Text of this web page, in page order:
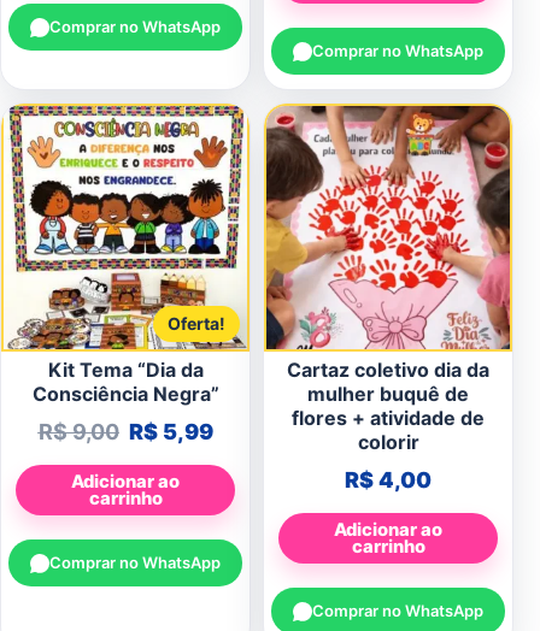
Comprar no WhatsApp
Comprar no WhatsApp
Oferta!
Kit Tema “Dia da
Consciência Negra”
R$9,00 O preço original era: R$ 9,00.
R$5,99O preço atual é: R$ 5,99.
Adicionar ao
carrinho
Comprar no WhatsApp
Cartaz coletivo dia da
mulher buquê de
flores + atividade de
colorir
R$4,00
Adicionar ao
carrinho
Comprar no WhatsApp